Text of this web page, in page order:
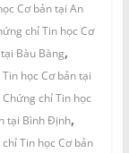
Cơ bản tại An
chỉ Tin học Cơ
Bàu Bàng,
học Cơ bản tại
Chứng chỉ Tin học
tại Bình Định,
Tin học Cơ bản